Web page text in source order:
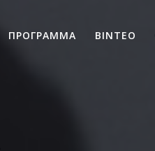
ΠΡΟΓΡΑΜΜΑ ΒΙΝΤΕΟ